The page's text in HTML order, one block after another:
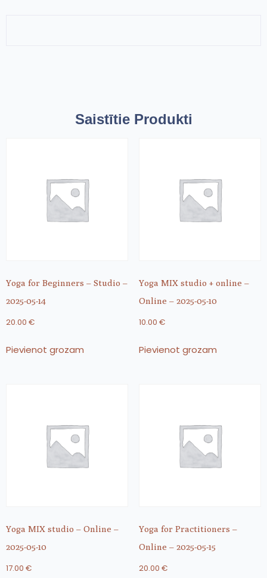
Saistītie Produkti
Yoga for Beginners – Studio –
2025-05-14
20.00 €
Pievienot grozam
Yoga MIX studio + online –
Online – 2025-05-10
10.00 €
Pievienot grozam
Yoga MIX studio – Online –
2025-05-10
17.00 €
Yoga for Practitioners –
Online – 2025-05-15
20.00 €